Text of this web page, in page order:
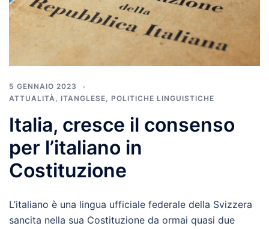
5 GENNAIO 2023
ATTUALITÀ, ITANGLESE, POLITICHE LINGUISTICHE
Italia, cresce il consenso
per l’italiano in
Costituzione
L’italiano è una lingua ufficiale federale della Svizzera
sancita nella sua Costituzione da ormai quasi due